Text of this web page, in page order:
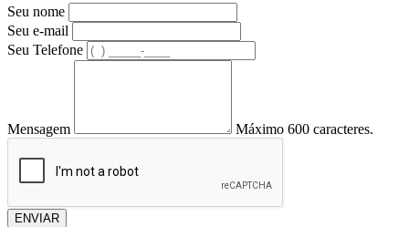
Seu nome
Seu e-mail
Seu Telefone
Mensagem Máximo 600 caracteres.
ENVIAR